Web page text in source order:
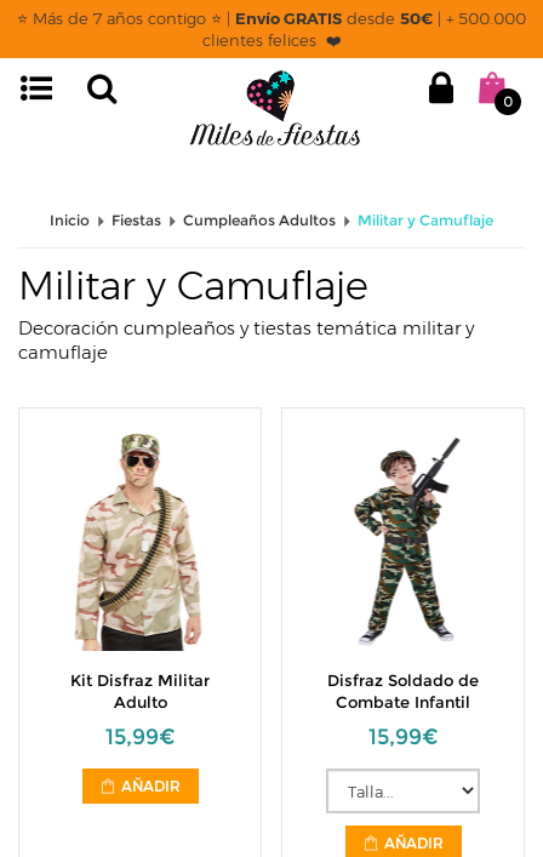
⭐ Más de 7 años contigo ⭐ | Envío GRATIS desde 50€ | + 500.000
clientes felices ❤️
0
page: listado
Inicio Fiestas Cumpleaños Adultos Militar y Camuflaje
Militar y Camuflaje
Decoración cumpleaños y tiestas temática militar y
camuflaje
Kit Disfraz Militar
Adulto
15,99€
AÑADIR
Disfraz Soldado de
Combate Infantil
15,99€
AÑADIR